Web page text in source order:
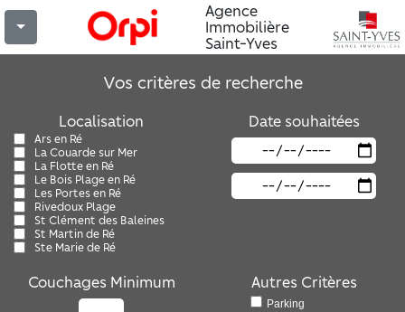
Agence
Immobilière
Saint-Yves
Vos critères de recherche
Localisation
Ars en Ré
La Couarde sur Mer
La Flotte en Ré
Le Bois Plage en Ré
Les Portes en Ré
Rivedoux Plage
St Clément des Baleines
St Martin de Ré
Ste Marie de Ré
Date souhaitées
Couchages Minimum Autres Critères
Parking